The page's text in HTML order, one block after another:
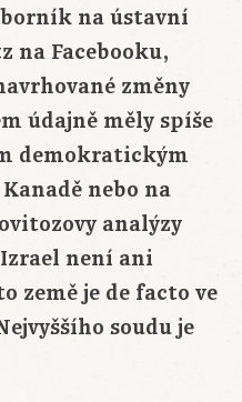
na ústavní
na Facebooku,
změny
údajně měly spíše
demokratickým
nebo na
analýzy
není ani
země je de facto ve
soudu je